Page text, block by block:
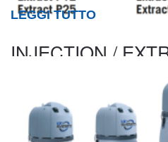
INJECTION /
LEGGI TUTTO